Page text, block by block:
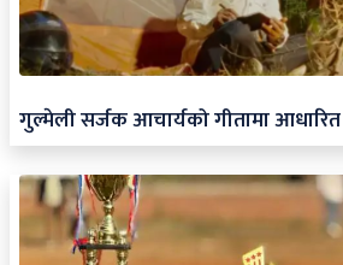
गुल्मेली सर्जक आचार्यको गीतामा